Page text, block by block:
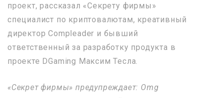
проект, рассказал «Секрету фирмы»
специалист по криптовалютам, креативный
директор Compleader и бывший
ответственный за разработку продукта в
проекте DGaming Максим Тесла.
«Секрет фирмы» предупреждает: Omg